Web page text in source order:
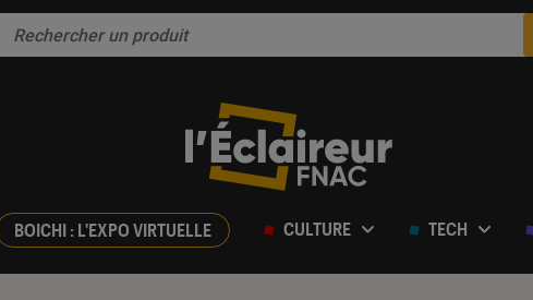
BOICHI : L'EXPO VIRTUELLE CULTURE TECH